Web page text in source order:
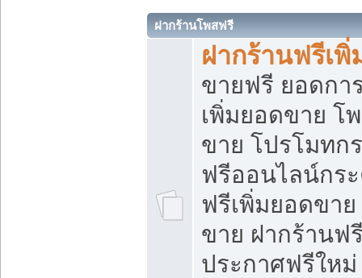
ฝากร้านโพสฟรี
ฝากร้านฟรีเ
ขายฟรี ยอดกา
เพิ่มยอดขาย โ
ขาย โปรโมทก
ฟรีออนไลน์กร
ฟรีเพิ่มยอดขา
ขาย ฝากร้านฟ
ประกาศฟรีใหม่